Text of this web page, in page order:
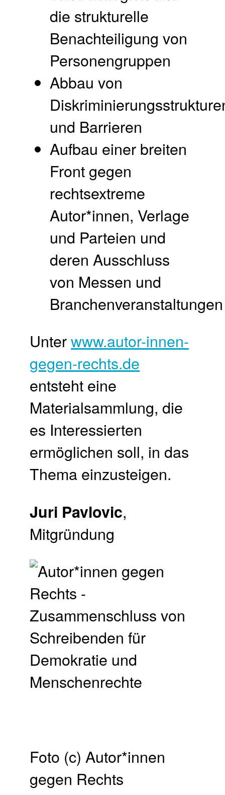
die strukturelle
Benachteiligung von
Personengruppen
Abbau von
und Barrieren
Aufbau einer breiten
Front gegen
rechtsextreme
Autor*innen, Verlage
und Parteien und
deren Ausschluss
von Messen und
Branchenveranstaltungen
Unterwww.autor-innen-
gegen-rechts.de
entsteht eine
Materialsammlung, die
es Interessierten
ermöglichen soll, in das
Thema einzusteigen.
Juri Pavlovic,
Mitgründung
Foto (c) Autor*innen
gegen Rechts